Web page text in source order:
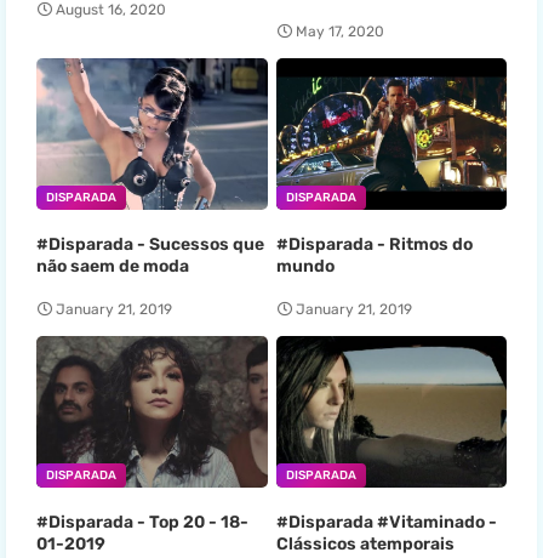
August 16, 2020
May 17, 2020
DISPARADA
#Disparada - Sucessos que
não saem de moda
January 21, 2019
DISPARADA
#Disparada - Ritmos do
mundo
January 21, 2019
DISPARADA
#Disparada - Top 20 - 18-
01-2019
DISPARADA
#Disparada #Vitaminado -
Clássicos atemporais